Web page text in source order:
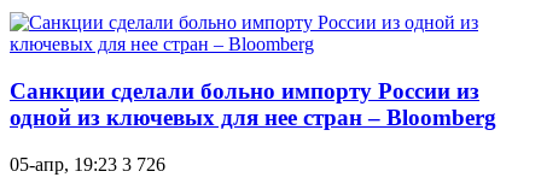
Санкции сделали больно импорту России из
одной из ключевых для нее стран – Bloomberg
05-апр, 19:23 3 726